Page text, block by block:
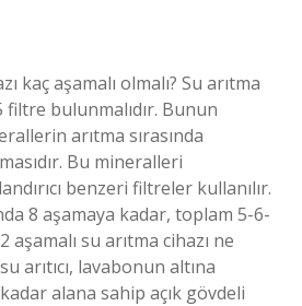
kaç aşamalı olmalı? Su arıtma
filtre bulunmalıdır. Bunun
arıtma sırasında
Bu mineralleri
benzeri filtreler kullanılır.
8 aşamaya kadar, toplam 5-6-
su arıtma cihazı ne
arıtıcı, lavabonun altına
alana sahip açık gövdeli